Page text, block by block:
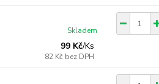
99 Kč/Ks
82 Kč bez DPH
Skladem